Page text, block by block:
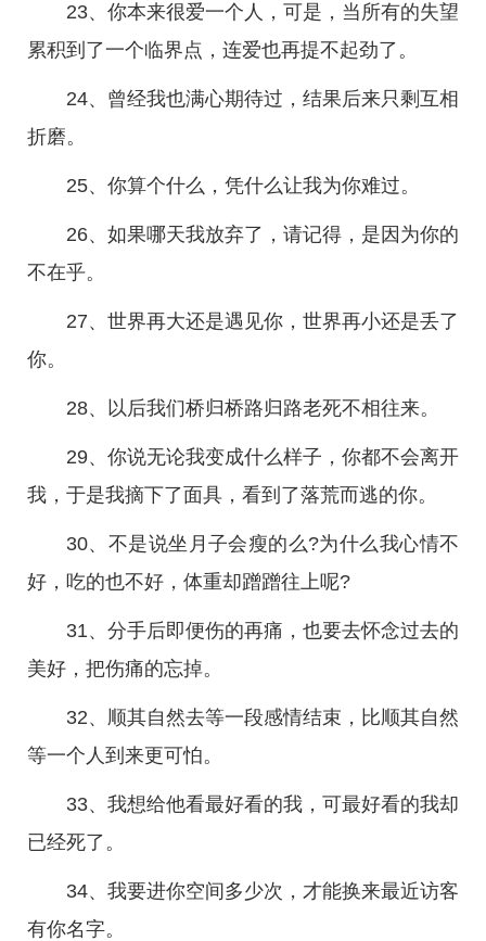
23、你本来很爱一个人，可是，当所有的失望
累积到了一个临界点，连爱也再提不起劲了。
24、曾经我也满心期待过，结果后来只剩互相
折磨。
25、你算个什么，凭什么让我为你难过。
26、如果哪天我放弃了，请记得，是因为你的
不在乎。
27、世界再大还是遇见你，世界再小还是丢了
你。
28、以后我们桥归桥路归路老死不相往来。
29、你说无论我变成什么样子，你都不会离开
我，于是我摘下了面具，看到了落荒而逃的你。
30、不是说坐月子会瘦的么?为什么我心情不
好，吃的也不好，体重却蹭蹭往上呢?
31、分手后即便伤的再痛，也要去怀念过去的
美好，把伤痛的忘掉。
32、顺其自然去等一段感情结束，比顺其自然
等一个人到来更可怕。
33、我想给他看最好看的我，可最好看的我却
已经死了。
34、我要进你空间多少次，才能换来最近访客
有你名字。